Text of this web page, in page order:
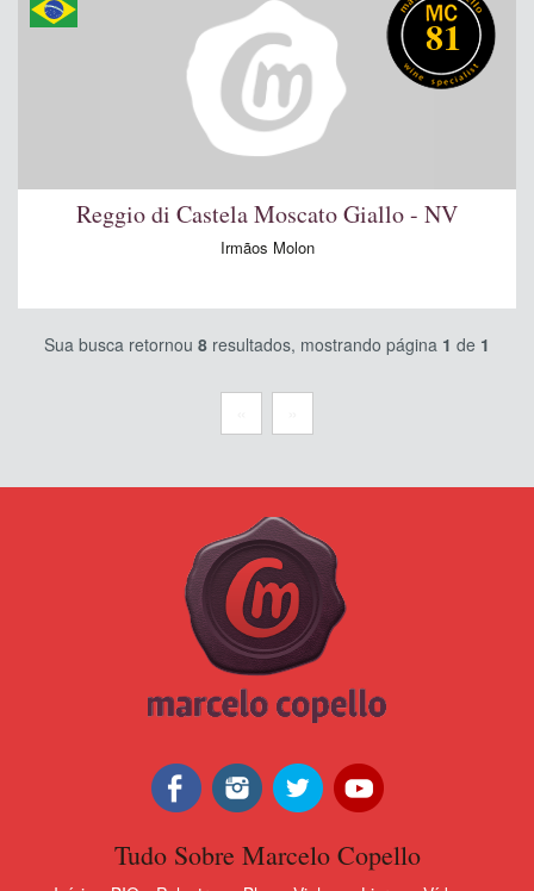
81
Reggio di Castela Moscato Giallo - NV
Irmãos Molon
Sua busca retornou 8 resultados, mostrando página 1 de 1
Tudo Sobre Marcelo Copello